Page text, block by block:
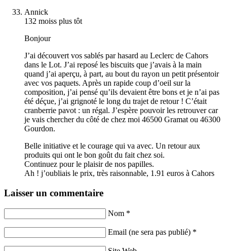
Annick
132 moiss plus tôt
Bonjour
J’ai découvert vos sablés par hasard au Leclerc de Cahors
dans le Lot. J’ai reposé les biscuits que j’avais à la main
quand j’ai aperçu, à part, au bout du rayon un petit présentoir
avec vos paquets. Après un rapide coup d’oeil sur la
composition, j’ai pensé qu’ils devaient être bons et je n’ai pas
été déçue, j’ai grignoté le long du trajet de retour ! C’était
cranberrie pavot : un régal. J’espère pouvoir les retrouver car
je vais chercher du côté de chez moi 46500 Gramat ou 46300
Gourdon.
Belle initiative et le courage qui va avec. Un retour aux
produits qui ont le bon goût du fait chez soi.
Continuez pour le plaisir de nos papilles.
Ah ! j’oubliais le prix, très raisonnable, 1.91 euros à Cahors
Laisser un commentaire
Nom *
Email (ne sera pas publié) *